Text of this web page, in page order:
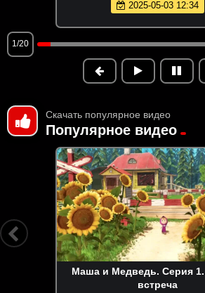
2025-05-03 12:34
1/20
Скачать популярное видео
Популярное видео
Маша и Медведь. Серия 1. Первая
встреча